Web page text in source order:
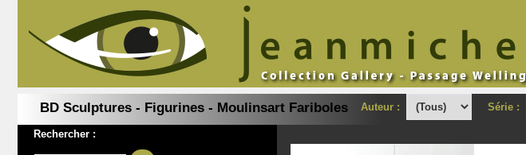
BD Sculptures - Figurines - Moulinsart Fariboles Auteur : Série :
Rechercher :